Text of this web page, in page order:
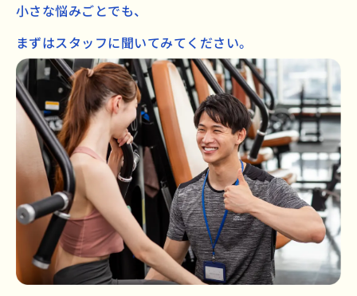
小さな悩みごとでも、
まずはスタッフに聞いてみてください。